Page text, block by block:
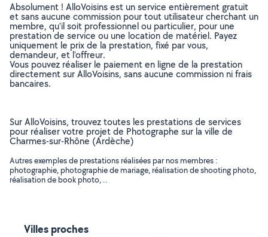
Absolument ! AlloVoisins est un service entièrement gratuit
et sans aucune commission pour tout utilisateur cherchant un
membre, qu’il soit professionnel ou particulier, pour une
prestation de service ou une location de matériel. Payez
uniquement le prix de la prestation, fixé par vous,
demandeur, et l’offreur.
Vous pouvez réaliser le paiement en ligne de la prestation
directement sur AlloVoisins, sans aucune commission ni frais
bancaires.
Sur AlloVoisins, trouvez toutes les prestations de services
pour réaliser votre projet de Photographe sur la ville de
Charmes-sur-Rhône (Ardèche)
Autres exemples de prestations réalisées par nos membres :
photographie, photographie de mariage, réalisation de shooting photo,
réalisation de book photo, ..
Villes proches